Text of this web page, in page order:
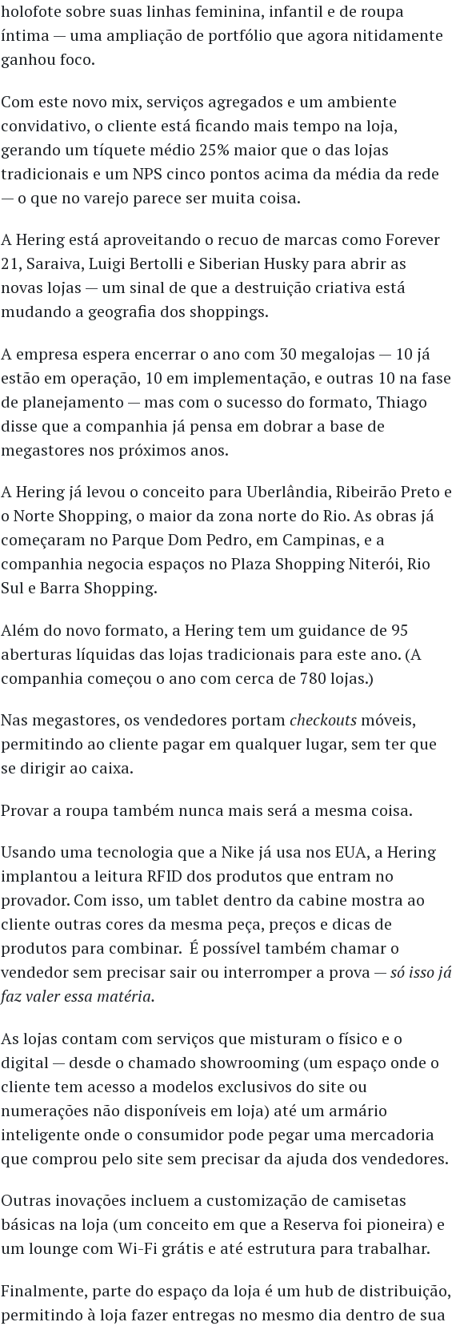
holofote sobre suas linhas feminina, infantil e de roupa
íntima — uma ampliação de portfólio que agora nitidamente
ganhou foco.
Com este novo mix, serviços agregados e um ambiente
convidativo, o cliente está ficando mais tempo na loja,
gerando um tíquete médio 25% maior que o das lojas
tradicionais e um NPS cinco pontos acima da média da rede
— o que no varejo parece ser muita coisa.
A Hering está aproveitando o recuo de marcas como Forever
21, Saraiva, Luigi Bertolli e Siberian Husky para abrir as
novas lojas — um sinal de que a destruição criativa está
mudando a geografia dos shoppings.
A empresa espera encerrar o ano com 30 megalojas — 10 já
estão em operação, 10 em implementação, e outras 10 na fase
de planejamento — mas com o sucesso do formato, Thiago
disse que a companhia já pensa em dobrar a base de
megastores nos próximos anos.
A Hering já levou o conceito para Uberlândia, Ribeirão Preto e
o Norte Shopping, o maior da zona norte do Rio. As obras já
começaram no Parque Dom Pedro, em Campinas, e a
companhia negocia espaços no Plaza Shopping Niterói, Rio
Sul e Barra Shopping.
Além do novo formato, a Hering tem um guidance de 95
aberturas líquidas das lojas tradicionais para este ano. (A
companhia começou o ano com cerca de 780 lojas.)
Nas megastores, os vendedores portamcheckoutsmóveis,
permitindo ao cliente pagar em qualquer lugar, sem ter que
se dirigir ao caixa.
Provar a roupa também nunca mais será a mesma coisa.
Usando uma tecnologia que a Nike já usa nos EUA, a Hering
implantou a leitura RFID dos produtos que entram no
provador. Com isso, um tablet dentro da cabine mostra ao
cliente outras cores da mesma peça, preços e dicas de
produtos para combinar. É possível também chamar o
vendedor sem precisar sair ou interromper a prova —só isso já
faz valer essa matéria.
As lojas contam com serviços que misturam o físico e o
digital — desde o chamado showrooming (um espaço onde o
cliente tem acesso a modelos exclusivos do site ou
numerações não disponíveis em loja) até um armário
inteligente onde o consumidor pode pegar uma mercadoria
que comprou pelo site sem precisar da ajuda dos vendedores.
Outras inovações incluem a customização de camisetas
básicas na loja (um conceito em que a Reserva foi pioneira) e
um lounge com Wi-Fi grátis e até estrutura para trabalhar.
Finalmente, parte do espaço da loja é um hub de distribuição,
permitindo à loja fazer entregas no mesmo dia dentro de sua